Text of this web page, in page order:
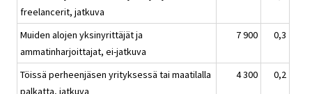
freelancerit, jatkuva
Muiden alojen yksinyrittäjät ja
ammatinharjoittajat, ei-jatkuva
7 900 0,3
Töissä perheenjäsen yrityksessä tai maatilalla
palkatta, jatkuva
4 300 0,2